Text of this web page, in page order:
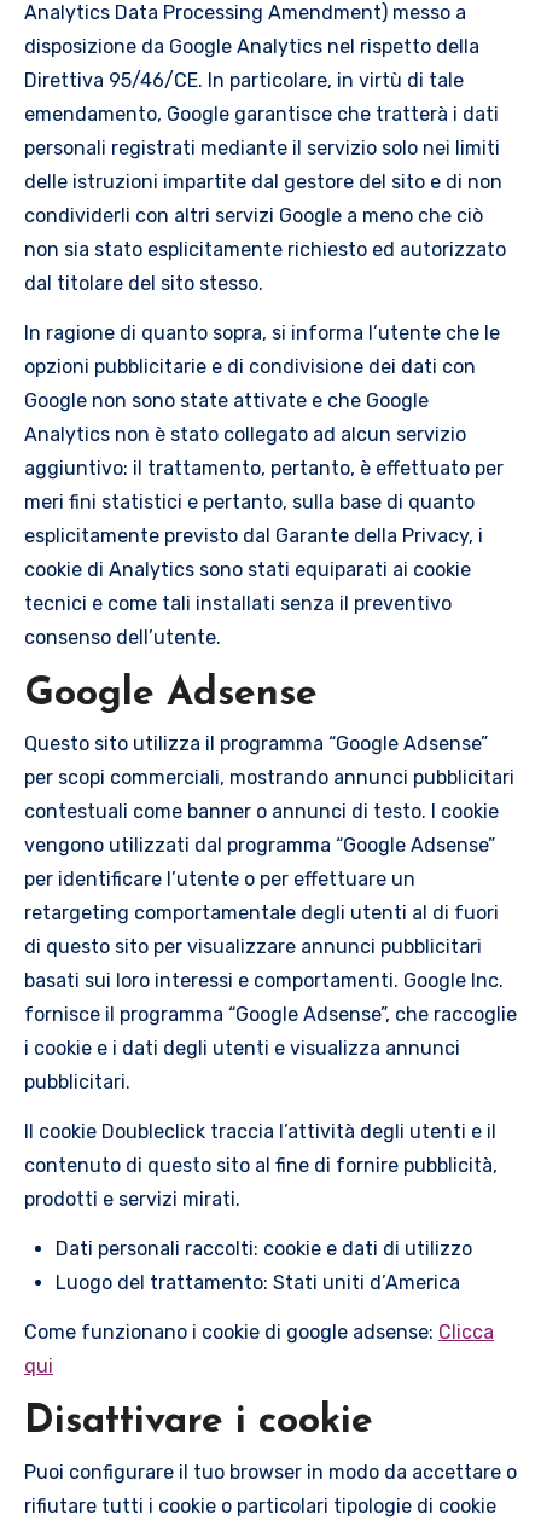
Analytics Data Processing Amendment) messo a
disposizione da Google Analytics nel rispetto della
Direttiva 95/46/CE. In particolare, in virtù di tale
emendamento, Google garantisce che tratterà i dati
personali registrati mediante il servizio solo nei limiti
delle istruzioni impartite dal gestore del sito e di non
condividerli con altri servizi Google a meno che ciò
non sia stato esplicitamente richiesto ed autorizzato
dal titolare del sito stesso.
In ragione di quanto sopra, si informa l’utente che le
opzioni pubblicitarie e di condivisione dei dati con
Google non sono state attivate e che Google
Analytics non è stato collegato ad alcun servizio
aggiuntivo: il trattamento, pertanto, è effettuato per
meri fini statistici e pertanto, sulla base di quanto
esplicitamente previsto dal Garante della Privacy, i
cookie di Analytics sono stati equiparati ai cookie
tecnici e come tali installati senza il preventivo
consenso dell’utente.
Google Adsense
Questo sito utilizza il programma “Google Adsense”
per scopi commerciali, mostrando annunci pubblicitari
contestuali come banner o annunci di testo. I cookie
vengono utilizzati dal programma “Google Adsense”
per identificare l’utente o per effettuare un
retargeting comportamentale degli utenti al di fuori
di questo sito per visualizzare annunci pubblicitari
basati sui loro interessi e comportamenti. Google Inc.
fornisce il programma “Google Adsense”, che raccoglie
i cookie e i dati degli utenti e visualizza annunci
pubblicitari.
Il cookie Doubleclick traccia l’attività degli utenti e il
contenuto di questo sito al fine di fornire pubblicità,
prodotti e servizi mirati.
Dati personali raccolti: cookie e dati di utilizzo
Luogo del trattamento: Stati uniti d’America
Come funzionano i cookie di google adsense: Clicca
qui
Disattivare i cookie
Puoi configurare il tuo browser in modo da accettare o
rifiutare tutti i cookie o particolari tipologie di cookie